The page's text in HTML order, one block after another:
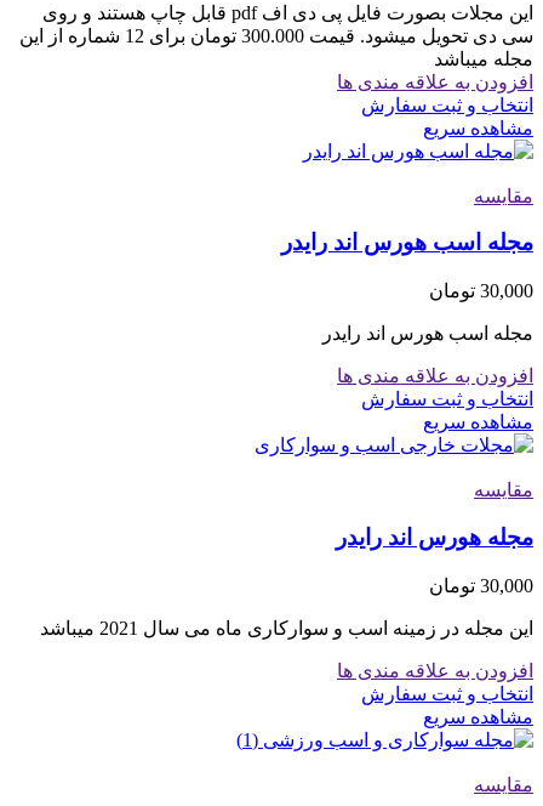
این مجلات بصورت فایل پی دی اف pdf قابل چاپ هستند و روی
سی دی تحویل میشود. قیمت 300.000 تومان برای 12 شماره از این
مجله میباشد
افزودن به علاقه مندی ها
انتخاب و ثبت سفارش
مشاهده سریع
مقایسه
مجله اسب هورس اند رایدر
30,000 تومان
مجله اسب هورس اند رایدر
افزودن به علاقه مندی ها
انتخاب و ثبت سفارش
مشاهده سریع
مقایسه
مجله هورس اند رایدر
30,000 تومان
این مجله در زمینه اسب و سوارکاری ماه می سال 2021 میباشد
افزودن به علاقه مندی ها
انتخاب و ثبت سفارش
مشاهده سریع
مقایسه